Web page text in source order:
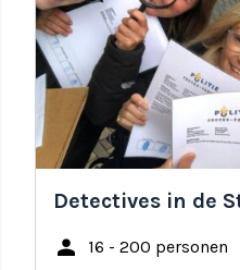
Detectives in de
person 16 - 200 personen